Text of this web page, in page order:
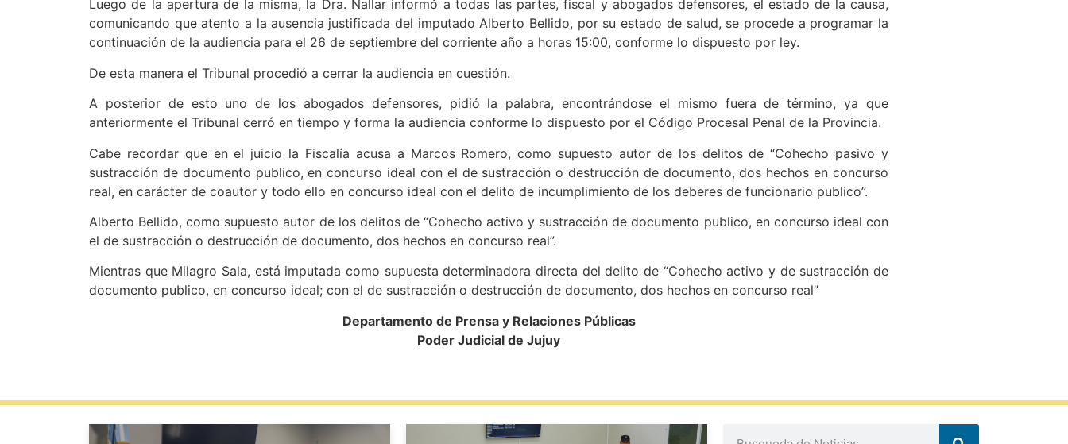
Luego de la apertura de la misma, la Dra. Nallar informó a todas las partes, fiscal y abogados defensores, el estado de la causa,
comunicando que atento a la ausencia justificada del imputado Alberto Bellido, por su estado de salud, se procede a programar la
continuación de la audiencia para el 26 de septiembre del corriente año a horas 15:00, conforme lo dispuesto por ley.
De esta manera el Tribunal procedió a cerrar la audiencia en cuestión.
A posterior de esto uno de los abogados defensores, pidió la palabra, encontrándose el mismo fuera de término, ya que
anteriormente el Tribunal cerró en tiempo y forma la audiencia conforme lo dispuesto por el Código Procesal Penal de la Provincia.
Cabe recordar que en el juicio la Fiscalía acusa a Marcos Romero, como supuesto autor de los delitos de “Cohecho pasivo y
sustracción de documento publico, en concurso ideal con el de sustracción o destrucción de documento, dos hechos en concurso
real, en carácter de coautor y todo ello en concurso ideal con el delito de incumplimiento de los deberes de funcionario publico”.
Alberto Bellido, como supuesto autor de los delitos de “Cohecho activo y sustracción de documento publico, en concurso ideal con
el de sustracción o destrucción de documento, dos hechos en concurso real”.
Mientras que Milagro Sala, está imputada como supuesta determinadora directa del delito de “Cohecho activo y de sustracción de
documento publico, en concurso ideal; con el de sustracción o destrucción de documento, dos hechos en concurso real”
Departamento de Prensa y Relaciones Públicas
Poder Judicial de Jujuy